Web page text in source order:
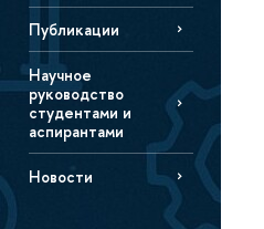
Публикации
Научное
руководство
студентами и
аспирантами
Новости